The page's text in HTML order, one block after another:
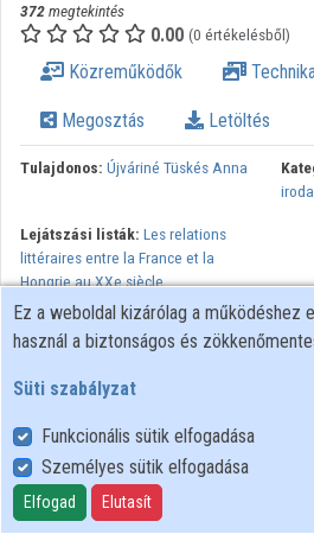
Közreműködők
372megtekintés
0.00 (0 értékelésből)
Közreműködők
Megosztás Letöltés
Tulajdonos: Újváriné Tüskés Anna
Lejátszási listák: Les relations
littéraires entre la France et la
Hongrie au XXe siècle
Minden jog fenntartva.
Felhasználói szabályzat
Adatkezelési tájékoztató
Süti szabályzat
Ez a weboldal kizárólag a működéshez
használ a biztonságos és
Süti szabályzat
Funkcionális sütik elfogadása
Személyes sütik elfogadása
Elfogad Elutasít